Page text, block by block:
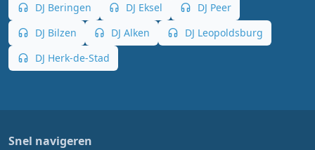
DJ Beringen
DJ Eksel
DJ Peer
DJ Bilzen
DJ Alken
DJ Leopoldsburg
DJ Herk-de-Stad
Snel navigeren